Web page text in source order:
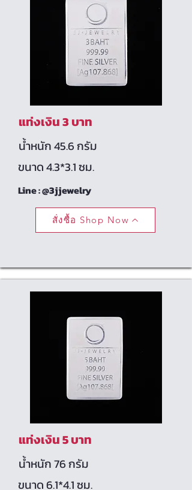
แท่งเงิน 3 บาท
น้ำหนัก 45.6 กรัม
ขนาด 4.3*3.1 ซม.
Line : @3jjewelry
สั่งซื้อ Shop Now
แท่งเงิน 5 บาท
น้ำหนัก 76 กรัม
ขนาด 6.1*4.1 ซม.